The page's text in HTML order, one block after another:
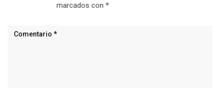
marcados con *